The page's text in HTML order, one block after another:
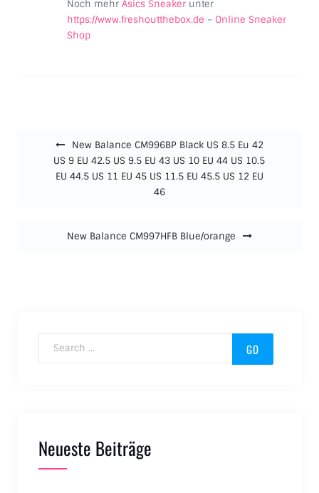
Noch mehr Asics Sneakerunter
https://www.freshoutthebox.de – Online Sneaker
Shop
New Balance CM996BP Black US 8.5 Eu 42
US 9 EU 42.5 US 9.5 EU 43 US 10 EU 44 US 10.5
EU 44.5 US 11 EU 45 US 11.5 EU 45.5 US 12 EU
46
New Balance CM997HFB Blue/orange
Neueste Beiträge